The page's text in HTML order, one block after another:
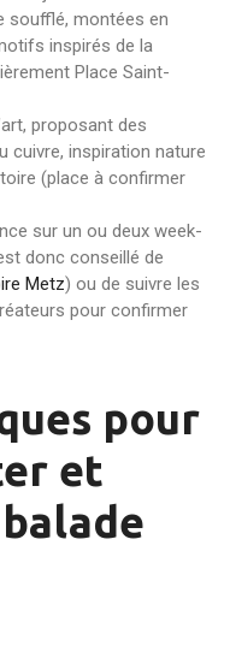
soufflé, montées en
inspirés de la
Place Saint-
proposant des
cuivre, inspiration nature
(place à confirmer
sur un ou deux week-
donc conseillé de
Metz) ou de suivre les
pour confirmer
pour
et